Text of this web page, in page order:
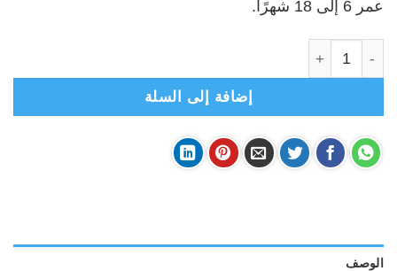
عمر 6 إلى 18 شهرًا.​
إضافة إلى السلة
الوصف